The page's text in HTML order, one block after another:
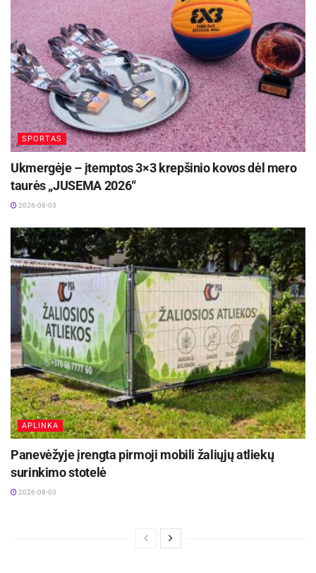
SPORTAS
Ukmergėje – įtemptos 3×3 krepšinio kovos dėl mero
taurės „JUSEMA 2026“
2026-08-03
APLINKA
Panevėžyje įrengta pirmoji mobili žaliųjų atliekų
surinkimo stotelė
2026-08-03